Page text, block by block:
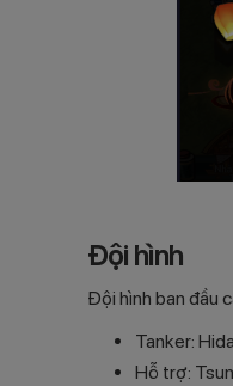
Đội hình
Đội hình ban đầu
Tanker:
Hỗ trợ: